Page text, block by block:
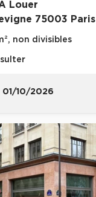
Lyon
Neuilly-sur-Seine
Lille
Louer
75003 Paris
non divisibles
01/10/2026